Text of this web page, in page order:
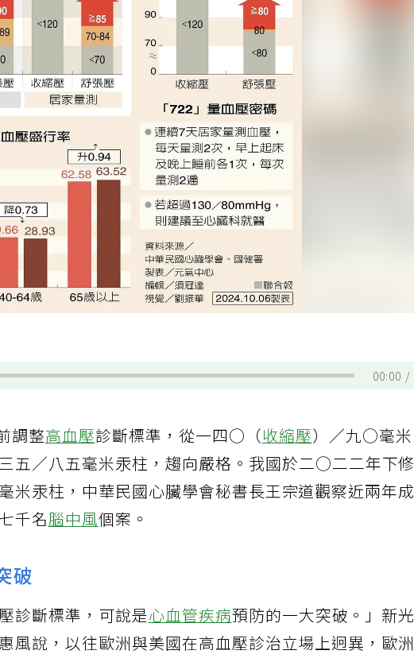
00:00
調整高血壓診斷標準，從一四○（收縮壓）／九○毫米
五／八五毫米汞柱，趨向嚴格。我國於二○二二年下修
汞柱，中華民國心臟學會秘書長王宗道觀察近兩年成
千名腦中風個案。
破
診斷標準，可說是心血管疾病預防的一大突破。」新光
風說，以往歐洲與美國在高血壓診治立場上迥異，歐洲